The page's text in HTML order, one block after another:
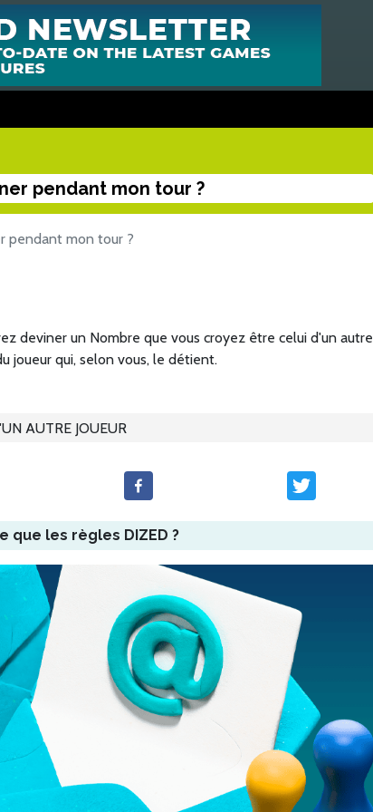
pendant mon tour ?
pendant mon tour ?
deviner un Nombre que vous croyez être celui d'un autre
joueur qui, selon vous, le détient.
AUTRE JOUEUR
que les règles DIZED ?